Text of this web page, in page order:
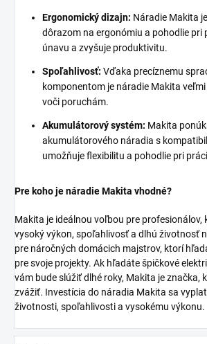
Ergonomický dizajn: Náradie Makita
dôrazom na ergonómiu a pohodlie pri
únavu a zvyšuje produktivitu.
Spoľahlivosť: Vďaka precíznemu
komponentom je náradie Makita
voči poruchám.
Akumulátorový systém: Makita
akumulátorového náradia s
umožňuje flexibilitu a pohodlie pri
Pre koho je náradie Makita vhodné?
Makita je ideálnou voľbou pre profesionálov,
vysoký výkon, spoľahlivosť a dlhú životnosť
pre náročných domácich majstrov, ktorí
pre svoje projekty. Ak hľadáte špičkové
vám bude slúžiť dlhé roky, Makita je značka,
zvážiť. Investícia do náradia Makita sa
životnosti, spoľahlivosti a vysokému výkonu.